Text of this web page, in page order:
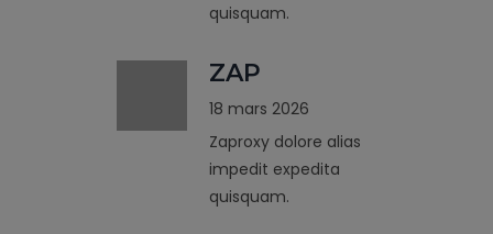
quisquam.
ZAP
18 mars 2026
Zaproxy dolore alias
impedit expedita
quisquam.